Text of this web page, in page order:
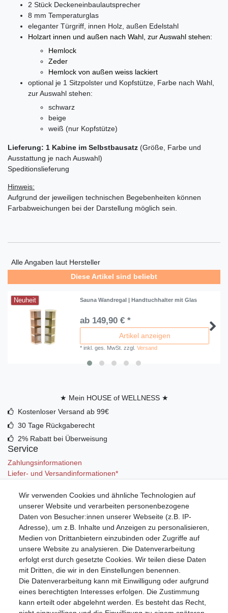
2 Stück Deckeneinbaulautsprecher
8 mm Temperaturglas
eleganter Türgriff, innen Holz, außen Edelstahl
Holzart innen und außen nach Wahl, zur Auswahl stehen:
Hemlock
Zeder
Hemlock von außen weiss lackiert
optional je 1 Sitzpolster und Kopfstütze, Farbe nach Wahl,
zur Auswahl stehen:
schwarz
beige
weiß (nur Kopfstütze)
Lieferung: 1 Kabine im Selbstbausatz (Größe, Farbe und
Ausstattung je nach Auswahl)
Speditionslieferung
Hinweis:
Aufgrund der jeweiligen technischen Begebenheiten können
Farbabweichungen bei der Darstellung möglich sein.
Alle Angaben laut Hersteller
Diese Artikel sind beliebt
Neuheit Sauna Wandregal | Handtuchhalter mit Glas
ab 149,90 € *
Artikel anzeigen
*inkl. ges. MwSt. zzgl.Versand
★ Mein HOUSE of WELLNESS ★
Kostenloser Versand ab 99€
30 Tage Rückgaberecht
2% Rabatt bei Überweisung
Service
Zahlungsinformationen
Liefer- und Versandinformationen*
Mein Konto
Registrieren
Anmelden (Login)
Warenkorb
Wir verwenden Cookies und ähnliche Technologien auf
unserer Website und verarbeiten personenbezogene
Daten von Besucher:innen unserer Webseite (z.B. IP-
Adresse), um z.B. Inhalte und Anzeigen zu personalisieren,
Medien von Drittanbietern einzubinden oder Zugriffe auf
unsere Website zu analysieren. Die Datenverarbeitung
erfolgt erst durch gesetzte Cookies. Wir teilen diese Daten
mit Dritten, die wir in den Einstellungen benennen.
Die Datenverarbeitung kann mit Einwilligung oder aufgrund
eines berechtigten Interesses erfolgen. Die Zustimmung
kann erteilt oder abgelehnt werden. Es besteht das Recht,